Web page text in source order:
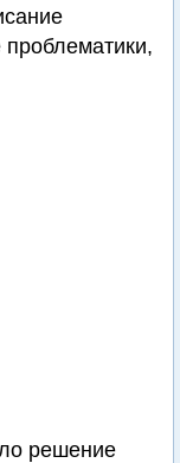
проблематики,
решение